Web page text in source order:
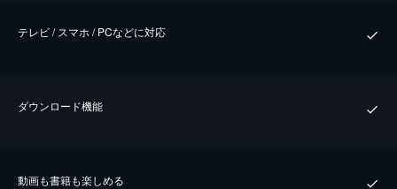
テレビ / スマホ / PCなどに対応
ダウンロード機能
動画も書籍も楽しめる